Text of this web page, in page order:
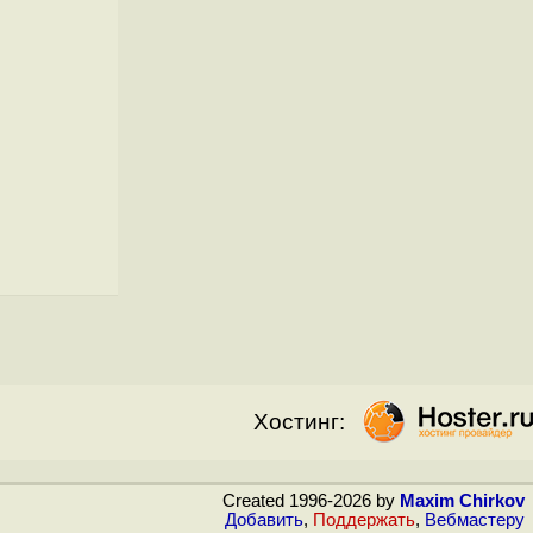
Хостинг:
Created 1996-2026 by Maxim Chirkov
Добавить, Поддержать, Вебмастеру